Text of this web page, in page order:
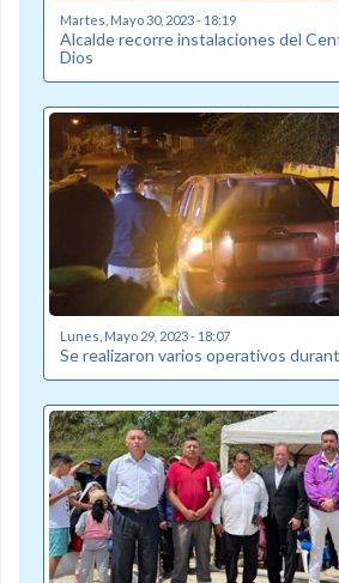
Martes, Mayo 30, 2023 - 18:19
Alcalde recorre instalaciones del
Dios
Lunes, Mayo 29, 2023 - 18:07
Se realizaron varios operativos